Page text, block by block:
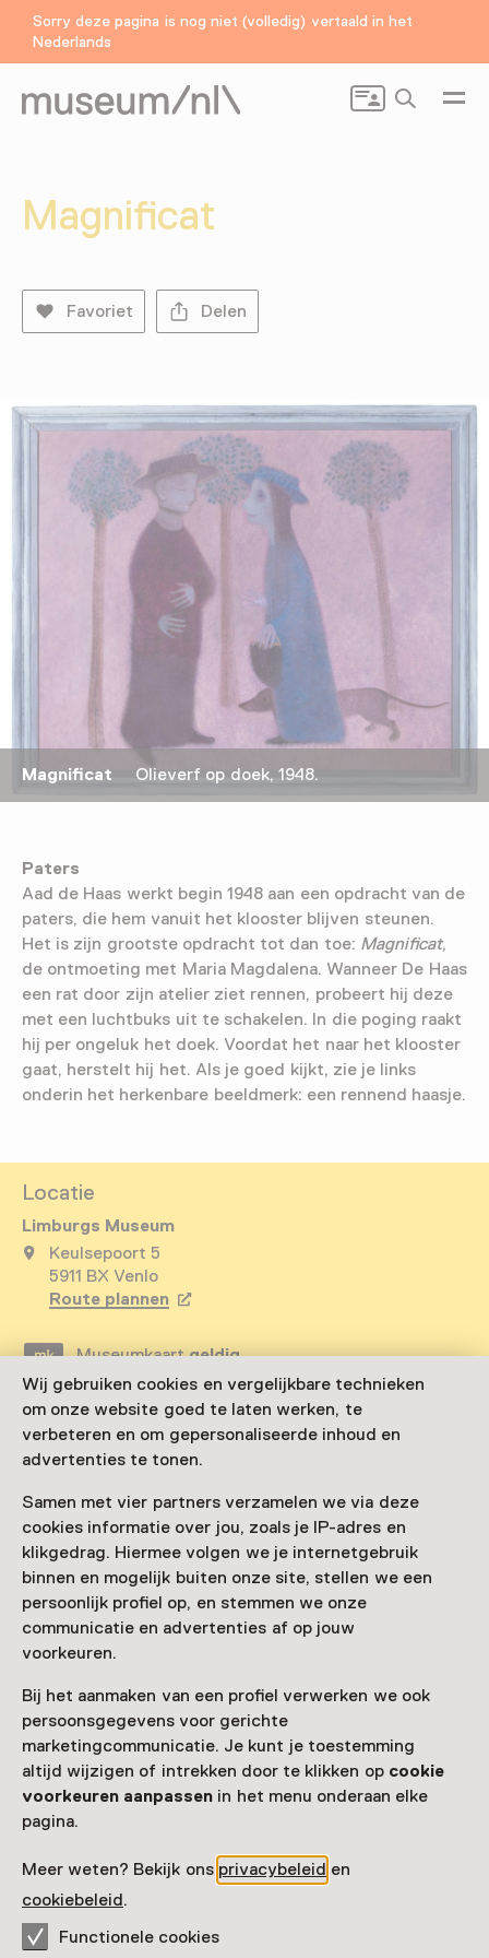
Sorry deze pagina is nog niet (volledig) vertaald in het
Nederlands
Wij gebruiken cookies en vergelijkbare technieken
om onze website goed te laten werken, te
verbeteren en om gepersonaliseerde inhoud en
advertenties te tonen.
Samen met vier partners verzamelen we via deze
cookies informatie over jou, zoals je IP-adres en
klikgedrag. Hiermee volgen we je internetgebruik
binnen en mogelijk buiten onze site, stellen we een
persoonlijk profiel op, en stemmen we onze
communicatie en advertenties af op jouw
voorkeuren.
Bij het aanmaken van een profiel verwerken we ook
persoonsgegevens voor gerichte
marketingcommunicatie. Je kunt je toestemming
altijd wijzigen of intrekken door te klikken op cookie
voorkeuren aanpassen in het menu onderaan elke
pagina.
Meer weten? Bekijk ons privacybeleid en
cookiebeleid.
Functionele cookies
Zoeken
Magnificat
Favoriet Delen
Magnificat Olieverf op doek, 1948.
Paters
Aad de Haas werkt begin 1948 aan een opdracht van de
paters, die hem vanuit het klooster blijven steunen.
Het is zijn grootste opdracht tot dan toe: Magnificat,
de ontmoeting met Maria Magdalena. Wanneer De Haas
een rat door zijn atelier ziet rennen, probeert hij deze
met een luchtbuks uit te schakelen. In die poging raakt
hij per ongeluk het doek. Voordat het naar het klooster
gaat, herstelt hij het. Als je goed kijkt, zie je links
onderin het herkenbare beeldmerk: een rennend haasje.
Locatie
Limburgs Museum
Keulsepoort 5
5911 BX Venlo
Route plannen Opent in een nieuw tabblad
Museumkaartgeldig
Bezoek museumpagina
Nog meer ontdekken